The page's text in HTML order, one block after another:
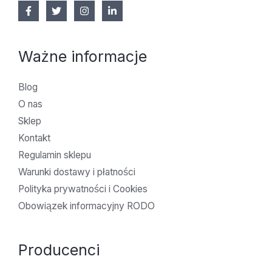
Ważne informacje
Blog
O nas
Sklep
Kontakt
Regulamin sklepu
Warunki dostawy i płatności
Polityka prywatności i Cookies
Obowiązek informacyjny RODO
Producenci